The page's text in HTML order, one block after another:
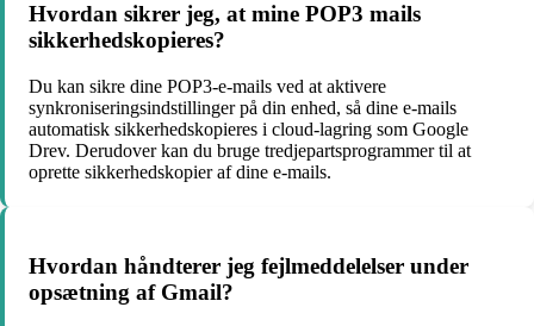
Hvordan sikrer jeg, at mine POP3 mails
sikkerhedskopieres?
Du kan sikre dine POP3-e-mails ved at aktivere
synkroniseringsindstillinger på din enhed, så dine e-mails
automatisk sikkerhedskopieres i cloud-lagring som Google
Drev. Derudover kan du bruge tredjepartsprogrammer til at
oprette sikkerhedskopier af dine e-mails.
Hvordan håndterer jeg fejlmeddelelser under
opsætning af Gmail?